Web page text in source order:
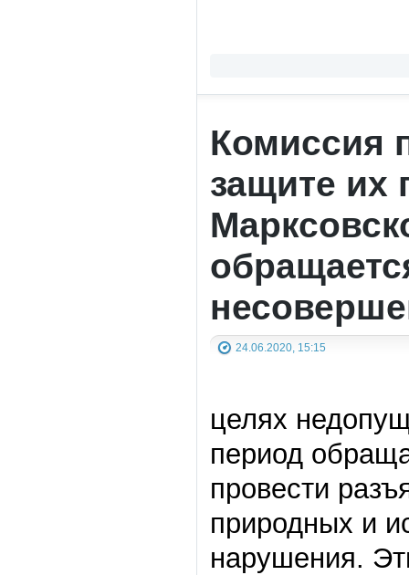
Комиссия
защите их
24.06.2020, 15:15
целях
период
провести
природных и
нарушения.